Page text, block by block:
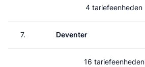
4 tariefeenheden
7. Deventer
16 tariefeenheden